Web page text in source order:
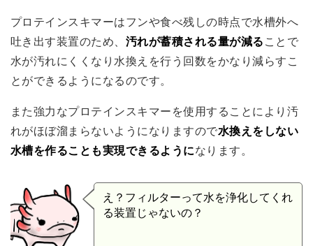
プロテインスキマーはフンや食べ残しの時点で水槽外へ
吐き出す装置のため、 汚れが蓄積される量が減る ことで
水が汚れにくくなり水換えを行う回数をかなり減らすこ
とができるようになるのです。
また強力なプロテインスキマーを使用することにより汚
れがほぼ溜まらないようになりますので水換えをしない
水槽を作ることも実現できるようになります。
え？フィルターって水を浄化してくれ
る装置じゃないの？